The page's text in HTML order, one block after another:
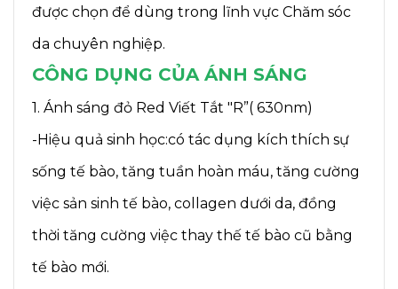
được chọn để dùng trong lĩnh vực Chăm sóc
da chuyên nghiệp.
CÔNG DỤNG CỦA ÁNH SÁNG
1. Ánh sáng đỏ Red Viết Tắt "R”( 630nm)
-Hiệu quả sinh học:có tác dụng kích thích sự
sống tế bào, tăng tuần hoàn máu, tăng cường
việc sản sinh tế bào, collagen dưới da, đồng
thời tăng cường việc thay thế tế bào cũ bằng
tế bào mới.